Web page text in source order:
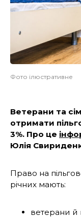
Фото ілюстративне
Ветерани та
отримати
3%. Про це
Юлія
Право на
річних мають:
ветерани й